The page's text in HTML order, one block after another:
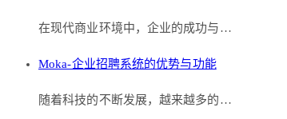
在现代商业环境中，企业的成功与…
Moka-企业招聘系统的优势与功能
随着科技的不断发展，越来越多的…